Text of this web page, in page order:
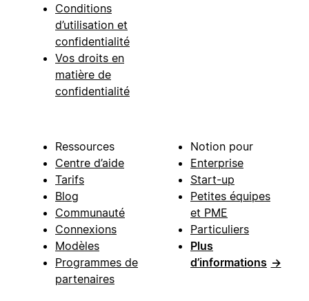
Conditions
d’utilisation et
confidentialité
Vos droits en
matière de
confidentialité
Ressources
Centre d’aide
Tarifs
Blog
Communauté
Connexions
Modèles
Programmes de
partenaires
Notion pour
Enterprise
Start-up
Petites équipes
et PME
Particuliers
Plus
d’informations →